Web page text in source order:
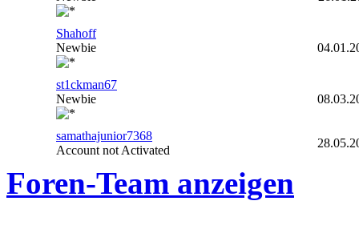
Shahoff
Newbie
st1ckman67
Newbie
samathajunior7368
Account not Activated
Foren-Team anzeigen